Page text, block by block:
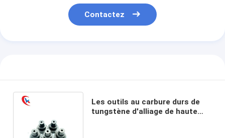
Contactez
Les outils au carbure durs de
tungstène d'alliage de haute